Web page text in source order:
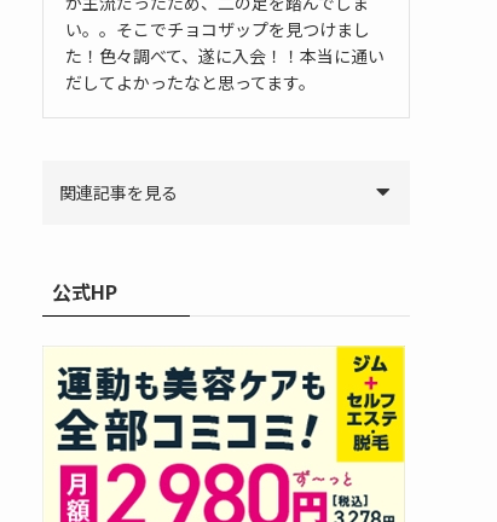
い。。そこでチョコザップを見つけまし
た！色々調べて、遂に入会！！本当に通い
だしてよかったなと思ってます。
関連記事を見る
公式HP